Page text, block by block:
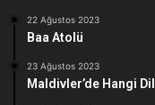
22 Ağustos 2023
Baa Atolü
23 Ağustos 2023
Maldivler’de Hangi